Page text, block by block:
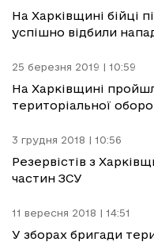
На Харківщині бійці
успішно відбили
25 березня 2019 | 10:59
На Харківщині
територіальної
3 грудня 2018 | 10:56
Резервістів з
частин ЗСУ
11 вересня 2018 | 14:51
У зборах бригади